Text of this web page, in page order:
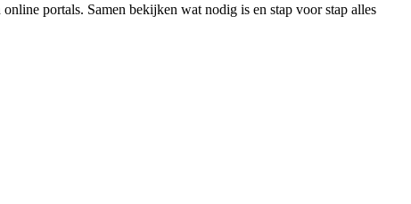
portals. Samen bekijken wat nodig is en stap voor stap alles